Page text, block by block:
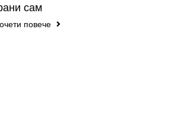
сам
повече